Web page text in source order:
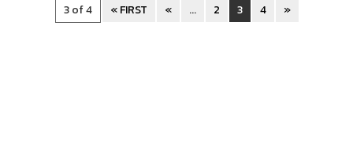
3 of 4 « FIRST « ... 2 3 4 »